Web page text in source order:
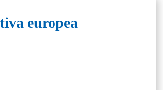
europea